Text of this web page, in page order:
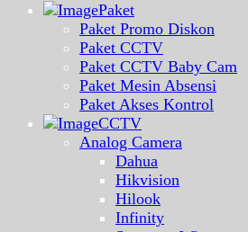
Paket
Paket Promo Diskon
Paket CCTV
Paket CCTV Baby Cam
Paket Mesin Absensi
Paket Akses Kontrol
CCTV
Analog Camera
Dahua
Hikvision
Hilook
Infinity